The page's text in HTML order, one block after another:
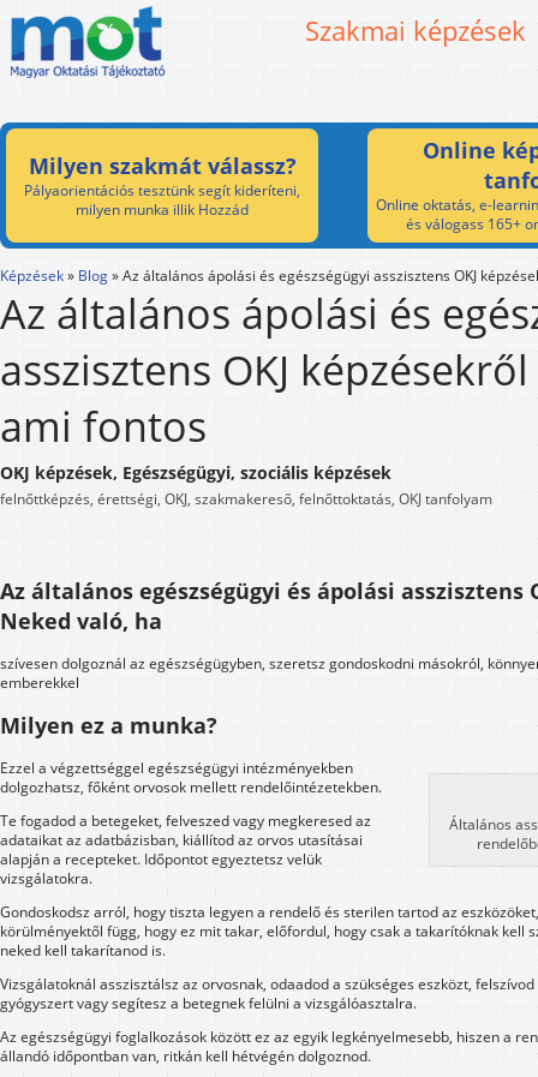
Szakmai képzések
Milyen szakmát válassz?
Pályaorientációs tesztünk segít kideríteni,
milyen munka illik Hozzád
Online
Online oktatás, e-
és válogass 165+
Képzések» Blog»Az általános ápolási és egészségügyi asszisztens OKJ
Az általános ápolási és
asszisztens OKJ
ami fontos
OKJ képzések, Egészségügyi, szociális képzések
felnőttképzés, érettségi, OKJ, szakmakereső, felnőttoktatás, OKJ tanfolyam
Az általános egészségügyi és ápolási asszisztens
Neked való, ha
szívesen dolgoznál az egészségügyben, szeretsz gondoskodni másokról,
emberekkel
Milyen ez a munka?
Általános
Ezzel a végzettséggel egészségügyi intézményekben
dolgozhatsz, főként orvosok mellett rendelőintézetekben.
Te fogadod a betegeket, felveszed vagy megkeresed az
adataikat az adatbázisban, kiállítod az orvos utasításai
alapján a recepteket. Időpontot egyeztetsz velük
vizsgálatokra.
Gondoskodsz arról, hogy tiszta legyen a rendelő és sterilen tartod az
körülményektől függ, hogy ez mit takar, előfordul, hogy csak a takarítóknak kell
neked kell takarítanod is.
Vizsgálatoknál asszisztálsz az orvosnak, odaadod a szükséges eszközt,
gyógyszert vagy segítesz a betegnek felülni a vizsgálóasztalra.
Az egészségügyi foglalkozások között ez az egyik legkényelmesebb, hiszen a
állandó időpontban van, ritkán kell hétvégén dolgoznod.